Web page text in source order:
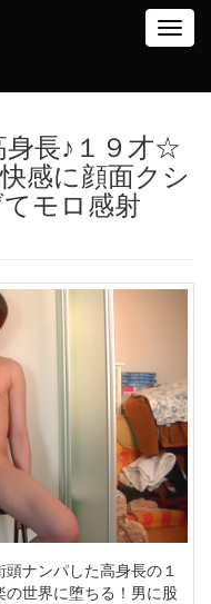
身長♪１９才☆
感に顔面クシ
モロ感射
ナンパした高身長の１
の世界に堕ちる！男に股